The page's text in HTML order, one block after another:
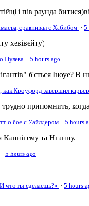
і пів раунда
сравнивал с Хабибом · 5
хевівейту)
Пулева · 5 hours ago
б'ється Іноуе? В
как Кроуфорд завершил
припомнить,
о бое с Уайлдером · 5 hours
Каннігему та Нганну.
· 5 hours ago
что ты сделаешь?» · 5 hours